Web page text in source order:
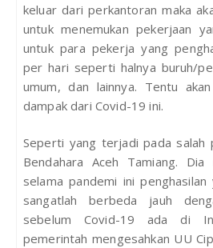
keluar dari perkantoran maka
untuk menemukan pekerjaan
untuk para pekerja yang
per hari seperti halnya buruh/
umum, dan lainnya. Tentu
dampak dari Covid-19 ini.
Seperti yang terjadi pada salah
Bendahara Aceh Tamiang. Dia
selama pandemi ini penghasilan
sangatlah berbeda jauh
sebelum Covid-19 ada di
pemerintah mengesahkan UU